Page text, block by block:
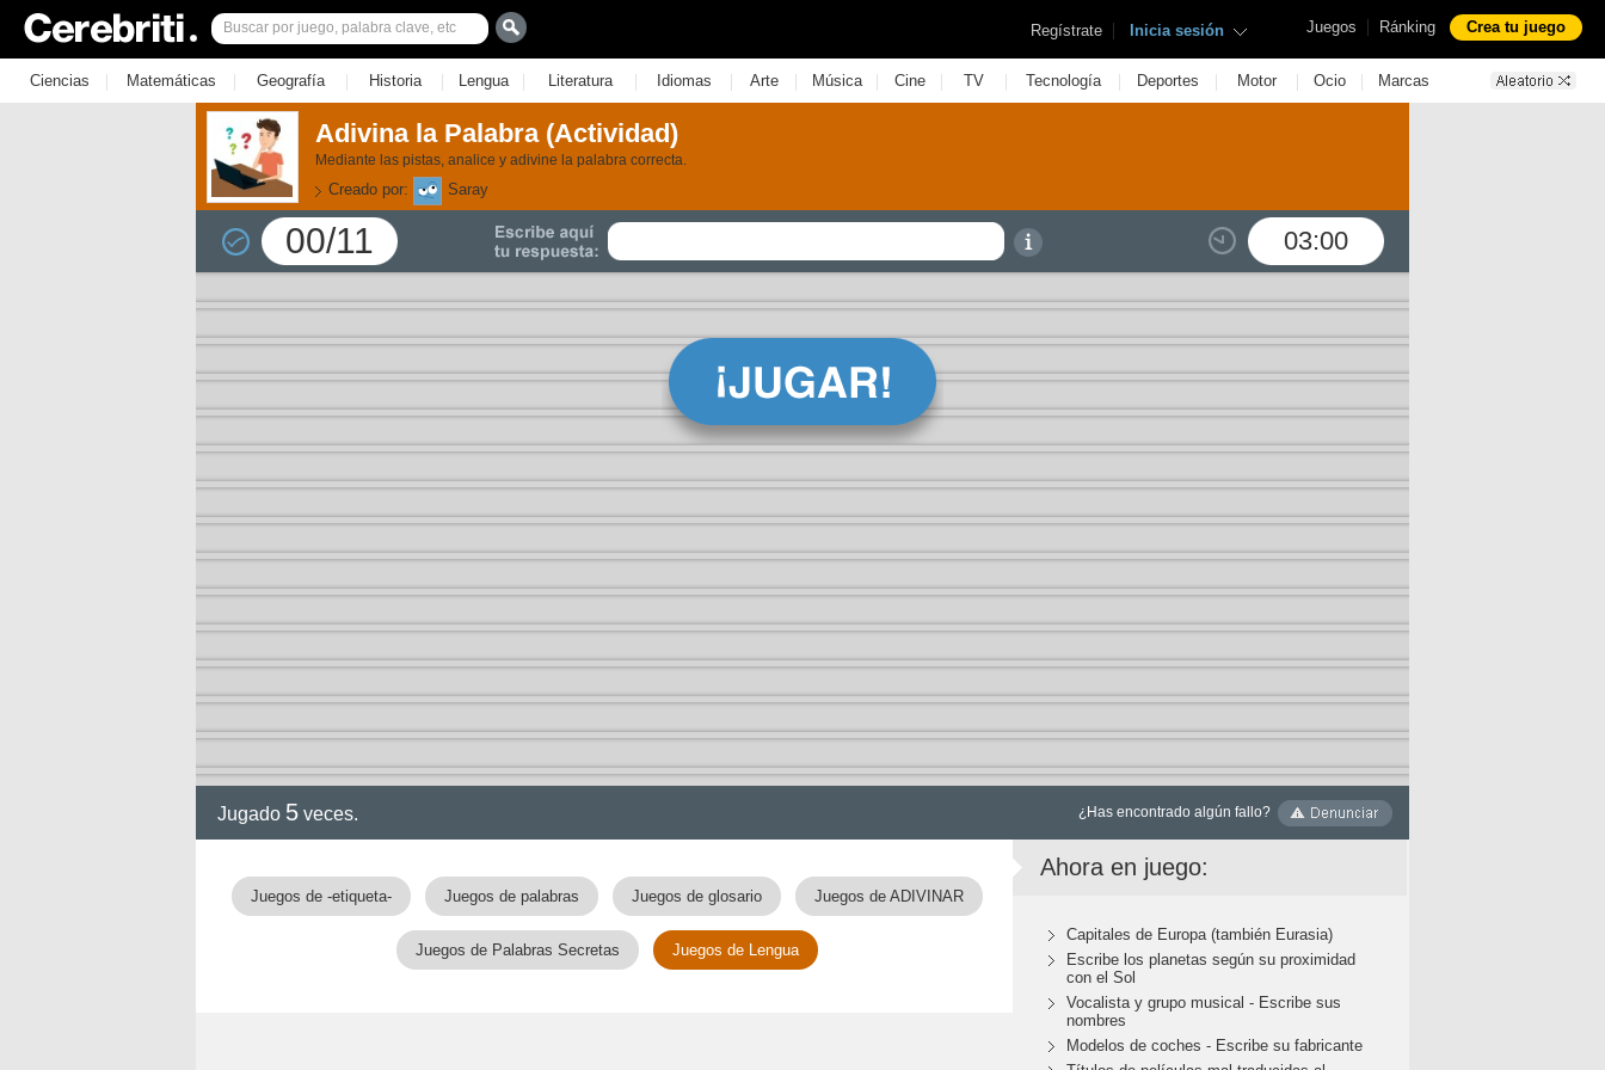
Juegos | Ránking Crea tu juego
Regístrate | Inicia sesión
Ciencias | Matemáticas | Geografía | Historia | Lengua | Literatura | Idiomas | Arte | Música | Cine | TV | Tecnología | Deportes | Motor | Ocio | Marcas
Adivina la Palabra (Actividad)
Mediante las pistas, analice y adivine la palabra correcta.
Creado por: Saray
00/11 03:00
Jugado 5 veces. ¿Has encontrado algún fallo?
Juegos de -etiqueta- Juegos de palabras Juegos de glosario Juegos de ADIVINAR
Juegos de Palabras Secretas Juegos de Lengua
Ahora en juego:
Capitales de Europa (también Eurasia)
Escribe los planetas según su proximidad
con el Sol
Vocalista y grupo musical - Escribe sus
nombres
Modelos de coches - Escribe su fabricante